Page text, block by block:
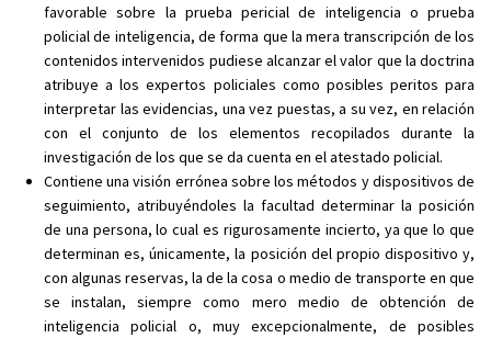
favorable sobre la prueba pericial de inteligencia o prueba
policial de inteligencia, de forma que la mera transcripción de los
contenidos intervenidos pudiese alcanzar el valor que la doctrina
atribuye a los expertos policiales como posibles peritos para
interpretar las evidencias, una vez puestas, a su vez, en relación
con el conjunto de los elementos recopilados durante la
investigación de los que se da cuenta en el atestado policial.
Contiene una visión errónea sobre los métodos y dispositivos de
seguimiento, atribuyéndoles la facultad determinar la posición
de una persona, lo cual es rigurosamente incierto, ya que lo que
determinan es, únicamente, la posición del propio dispositivo y,
con algunas reservas, la de la cosa o medio de transporte en que
se instalan, siempre como mero medio de obtención de
inteligencia policial o, muy excepcionalmente, de posibles